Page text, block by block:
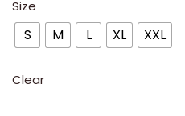
Size
S M L XL XXL
Clear